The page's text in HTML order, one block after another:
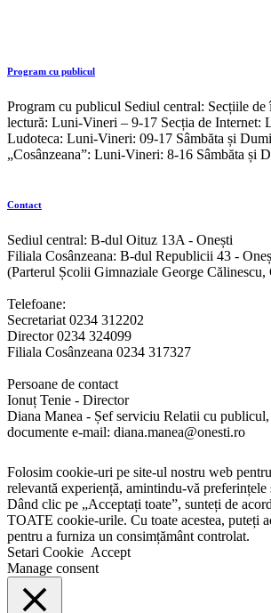
Program cu publicul
Program cu publicul Sediul central: Secțiile de
lectură: Luni-Vineri – 9-17 Secția de Internet:
Ludoteca: Luni-Vineri: 09-17 Sâmbăta și
„Cosânzeana”: Luni-Vineri: 8-16 Sâmbăta și
Contact
Sediul central: B-dul Oituz 13A - Onești
Filiala Cosânzeana: B-dul Republicii 43 -
(Parterul Școlii Gimnaziale George
Telefoane:
Secretariat 0234 312202
Director 0234 324099
Filiala Cosânzeana 0234 317327
Persoane de contact
Ionuț Tenie - Director
Diana Manea - Șef serviciu Relatii cu publicul,
documente e-mail: diana.manea@onesti.ro
Folosim cookie-uri pe site-ul nostru web
relevantă experiență, amintindu-vă preferințele
Dând clic pe „Acceptați toate”, sunteți de
TOATE cookie-urile. Cu toate acestea, puteți
pentru a furniza un consimțământ controlat.
Setari Cookie Accept
Manage consent